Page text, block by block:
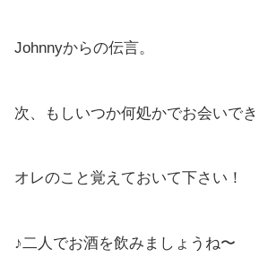
Johnnyからの伝言。
次、もしいつか何処かでお会いで
オレのこと覚えておいて下さい！
♪二人でお酒を飲みましょうね〜